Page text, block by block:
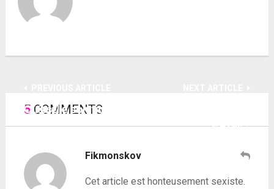
Où est le communautarisme ?
Quelle solution pour faire face au stress au
travail ?
5COMMENTS
Fikmonskov
Cet article est honteusement sexiste.